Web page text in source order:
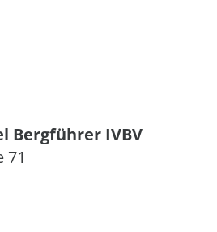
Bergführer IVBV
71